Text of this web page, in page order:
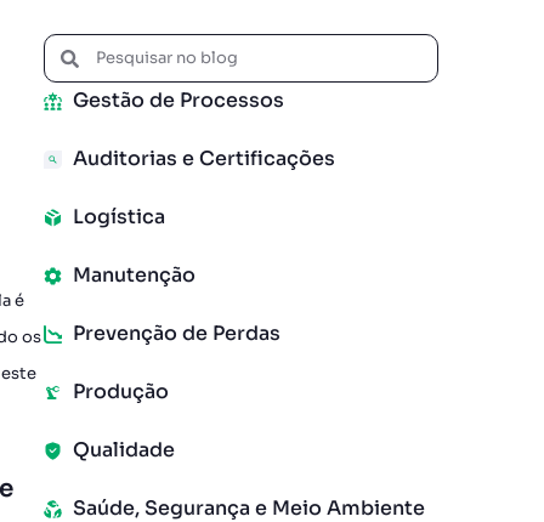
é
os
Gestão de Processos
Auditorias e Certificações
Logística
Manutenção
Prevenção de Perdas
Produção
Qualidade
Saúde, Segurança e Meio Ambiente